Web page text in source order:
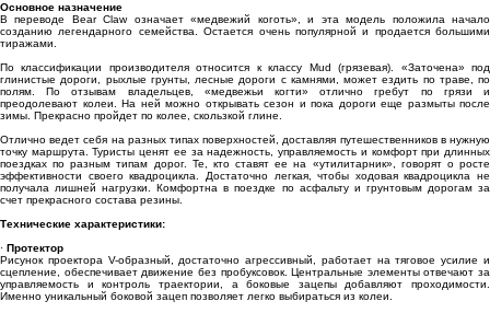
Основное назначение
В переводе Bear Claw означает «медвежий коготь», и эта модель положила начало
созданию легендарного семейства. Остается очень популярной и продается большими
тиражами.
По классификации производителя относится к классу Mud (грязевая). «Заточена» под
глинистые дороги, рыхлые грунты, лесные дороги с камнями, может ездить по траве, по
полям. По отзывам владельцев, «медвежьи когти» отлично гребут по грязи и
преодолевают колеи. На ней можно открывать сезон и пока дороги еще размыты после
зимы. Прекрасно пройдет по колее, скользкой глине.
Отлично ведет себя на разных типах поверхностей, доставляя путешественников в нужную
точку маршрута. Туристы ценят ее за надежность, управляемость и комфорт при длинных
поездках по разным типам дорог. Те, кто ставят ее на «утилитарник», говорят о росте
эффективности своего квадроцикла. Достаточно легкая, чтобы ходовая квадроцикла не
получала лишней нагрузки. Комфортна в поездке по асфальту и грунтовым дорогам за
счет прекрасного состава резины.
Технические характеристики:
· Протектор
Рисунок проектора V-образный, достаточно агрессивный, работает на тяговое усилие и
сцепление, обеспечивает движение без пробуксовок. Центральные элементы отвечают за
управляемость и контроль траектории, а боковые зацепы добавляют проходимости.
Именно уникальный боковой зацеп позволяет легко выбираться из колеи.